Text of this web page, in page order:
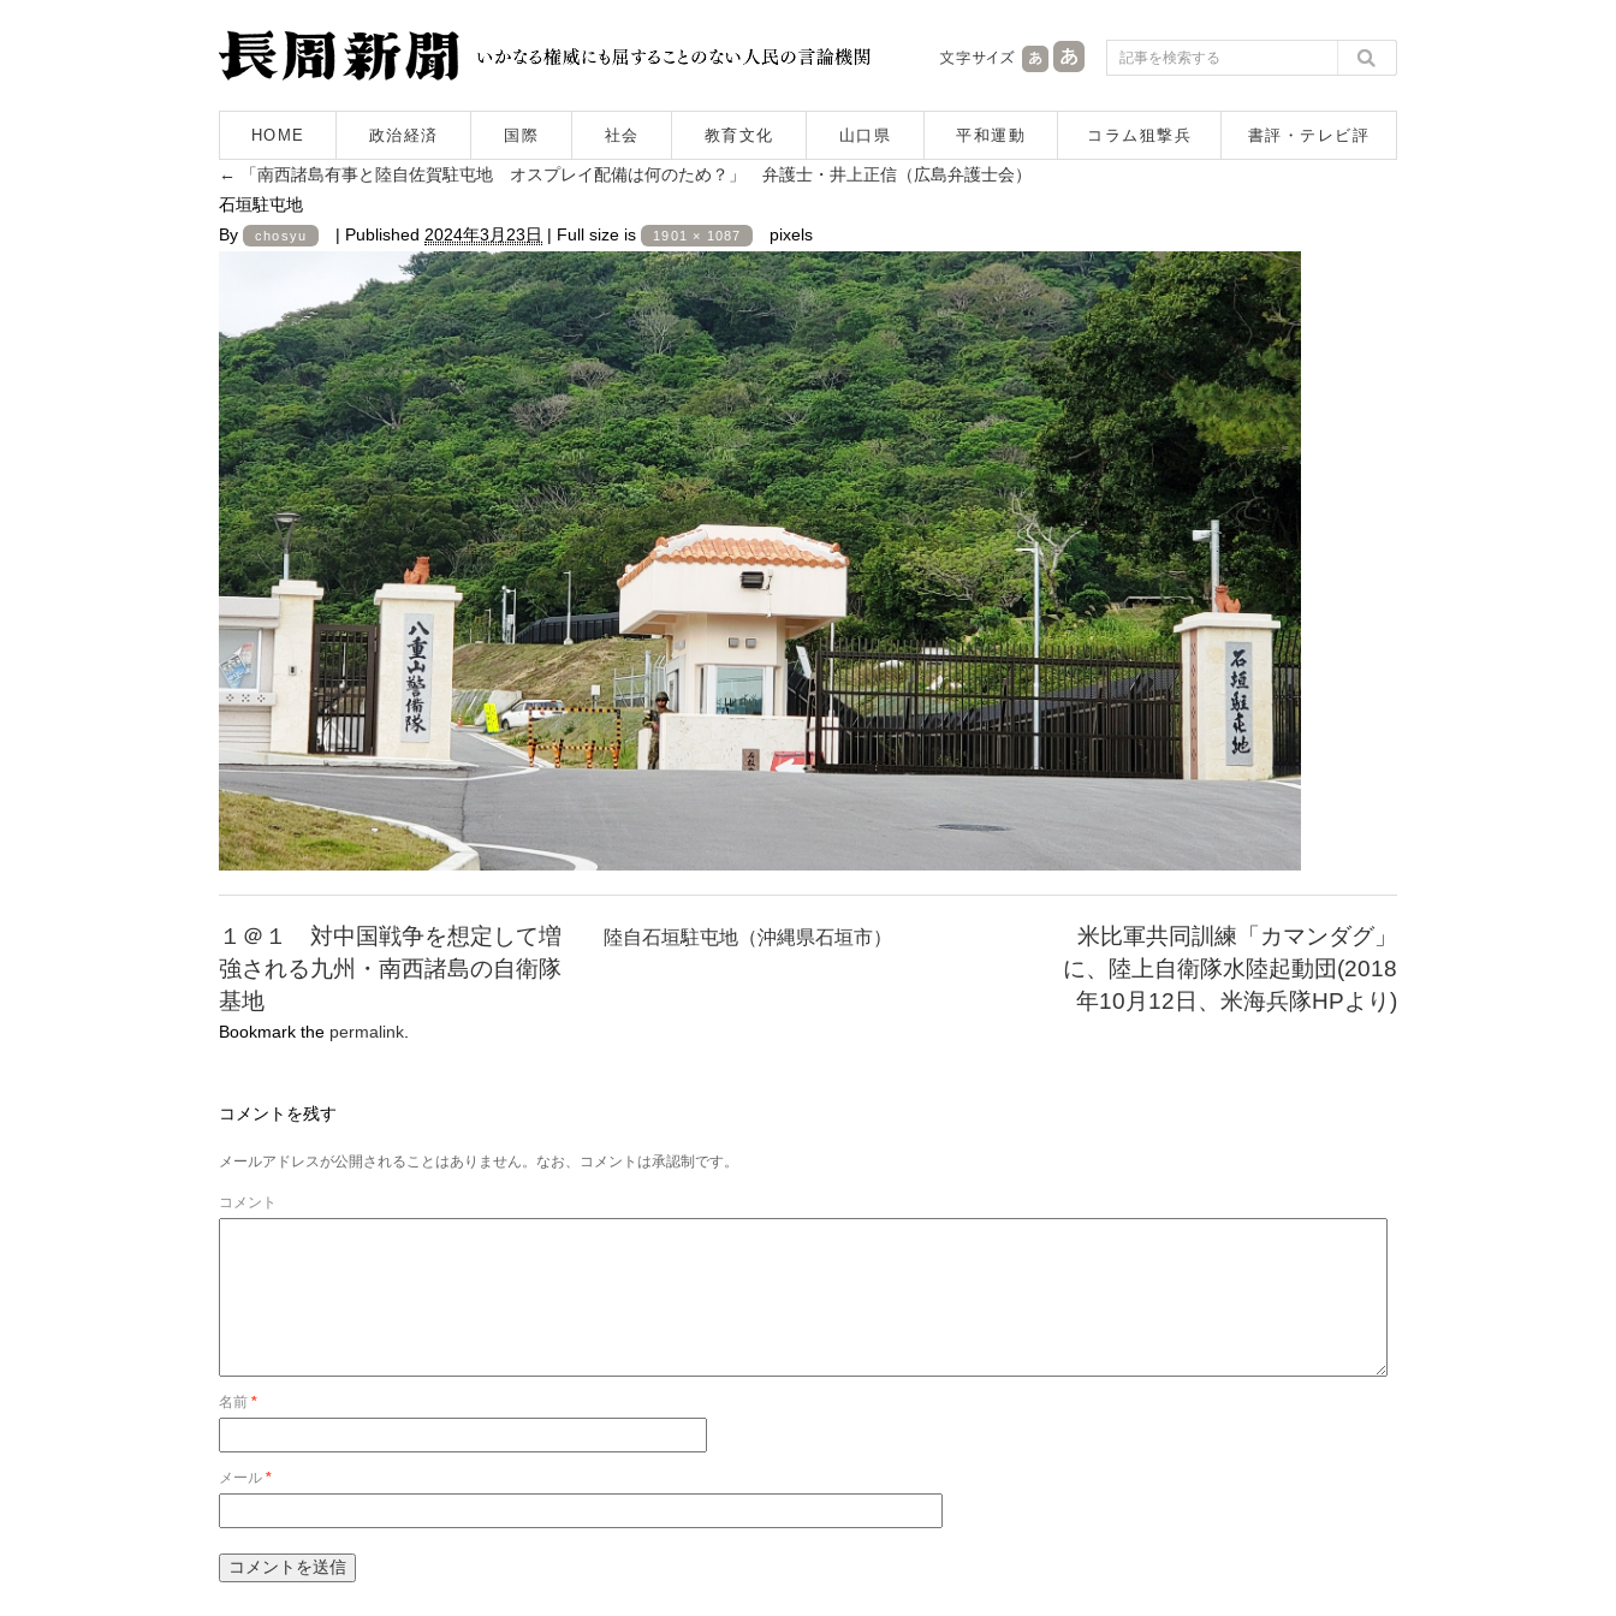
HOME 政治経済 国際 社会 教育文化 山口県 平和運動 コラム狙撃兵 書評・テレビ評
←
「南西諸島有事と陸自佐賀駐屯地 オスプレイ配備は何のため？」 弁護士・井上正信（広島弁護士会）
石垣駐屯地
By
chosyu | Published 2024年3月23日 | Full size is 1901 × 1087 pixels
１＠１ 対中国戦争を想定して増
強される九州・南西諸島の自衛隊
基地
米比軍共同訓練「カマンダグ」
に、陸上自衛隊水陸起動団(2018
年10月12日、米海兵隊HPより)
陸自石垣駐屯地（沖縄県石垣市）
Bookmark the permalink
コメントを残す
メールアドレスが公開されることはありません。なお、コメントは承認制です。
コメント
名前 *
メール *